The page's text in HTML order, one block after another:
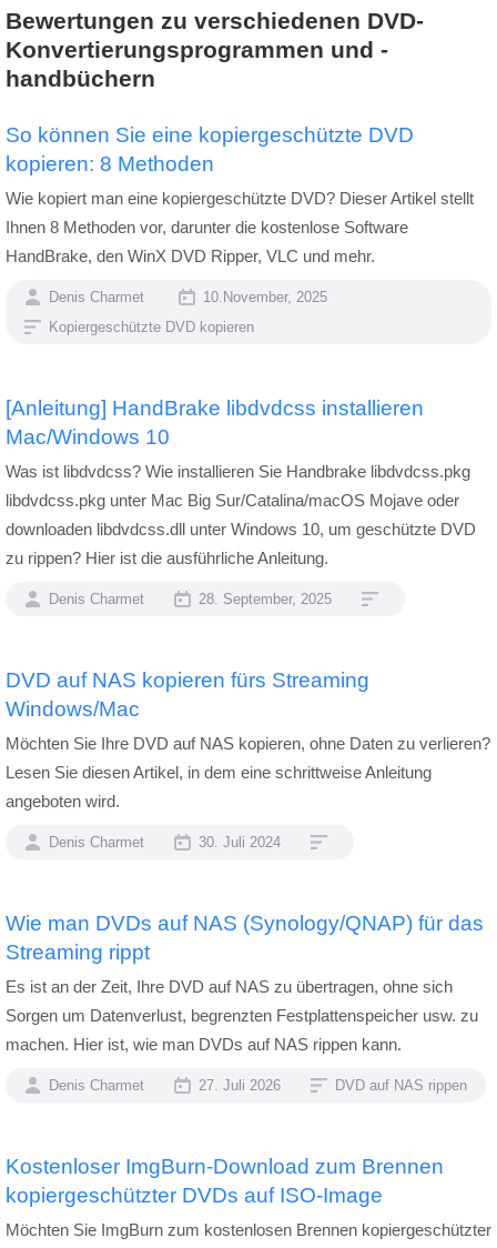
Bewertungen zu verschiedenen DVD-
Konvertierungsprogrammen und -
handbüchern
So können Sie eine kopiergeschützte DVD
kopieren: 8 Methoden
Wie kopiert man eine kopiergeschützte DVD? Dieser Artikel stellt
Ihnen 8 Methoden vor, darunter die kostenlose Software
HandBrake, den WinX DVD Ripper, VLC und mehr.
Denis Charmet
10.November, 2025
Kopiergeschützte DVD kopieren
[Anleitung] HandBrake libdvdcss installieren
Mac/Windows 10
Was ist libdvdcss? Wie installieren Sie Handbrake libdvdcss.pkg
libdvdcss.pkg unter Mac Big Sur/Catalina/macOS Mojave oder
downloaden libdvdcss.dll unter Windows 10, um geschützte DVD
zu rippen? Hier ist die ausführliche Anleitung.
Denis Charmet 28. September, 2025
DVD auf NAS kopieren fürs Streaming
Windows/Mac
Möchten Sie Ihre DVD auf NAS kopieren, ohne Daten zu verlieren?
Lesen Sie diesen Artikel, in dem eine schrittweise Anleitung
angeboten wird.
Denis Charmet 30. Juli 2024
Wie man DVDs auf NAS (Synology/QNAP) für das
Streaming rippt
Es ist an der Zeit, Ihre DVD auf NAS zu übertragen, ohne sich
Sorgen um Datenverlust, begrenzten Festplattenspeicher usw. zu
machen. Hier ist, wie man DVDs auf NAS rippen kann.
Denis Charmet 27. Juli 2026 DVD auf NAS rippen
Kostenloser ImgBurn-Download zum Brennen
kopiergeschützter DVDs auf ISO-Image
Möchten Sie ImgBurn zum kostenlosen Brennen kopiergeschützter